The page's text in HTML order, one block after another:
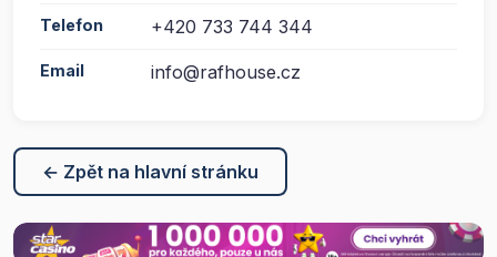
Telefon +420 733 744 344
Email info@rafhouse.cz
← Zpět na hlavní stránku